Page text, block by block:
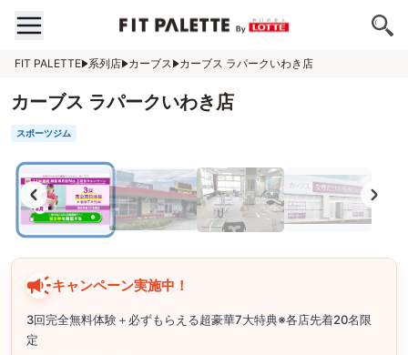
FIT PALETTE 系列店 カーブス カーブス ラパークいわき店
カーブス ラパークいわき店
スポーツジム
キャンペーン実施中！
3回完全無料体験＋必ずもらえる超豪華7大特典※各店先着20名限
定